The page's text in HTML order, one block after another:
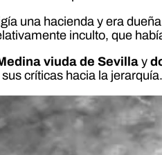
una hacienda y era
inculto, que
viuda de Sevilla y
críticas hacia la